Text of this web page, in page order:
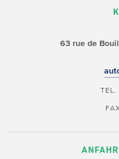
63 rue de
TEL.